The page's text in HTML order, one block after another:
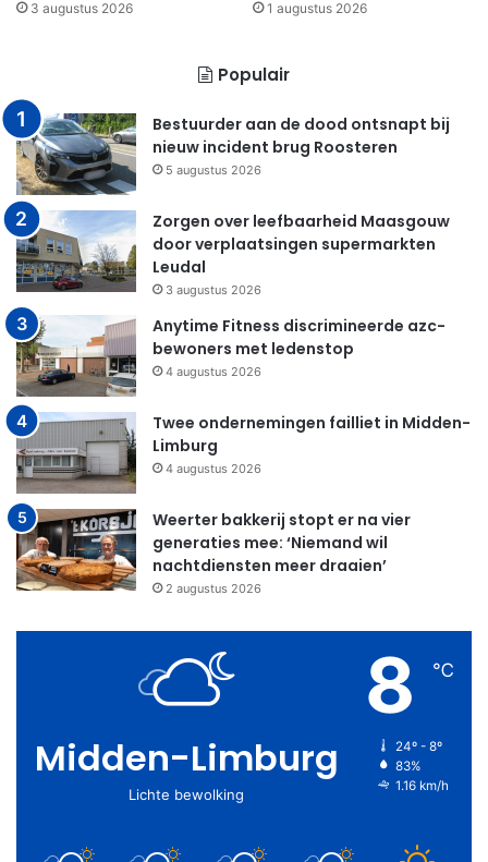
3 augustus 2026 1 augustus 2026
Populair
Bestuurder aan de dood ontsnapt bij
nieuw incident brug Roosteren
5 augustus 2026
Zorgen over leefbaarheid Maasgouw
door verplaatsingen supermarkten
Leudal
3 augustus 2026
Anytime Fitness discrimineerde azc-
bewoners met ledenstop
4 augustus 2026
Twee ondernemingen failliet in Midden-
Limburg
4 augustus 2026
Weerter bakkerij stopt er na vier
generaties mee: ‘Niemand wil
nachtdiensten meer draaien’
2 augustus 2026
Midden-Limburg
Lichte bewolking
8 ℃
24º - 8º
83%
1.16 km/h